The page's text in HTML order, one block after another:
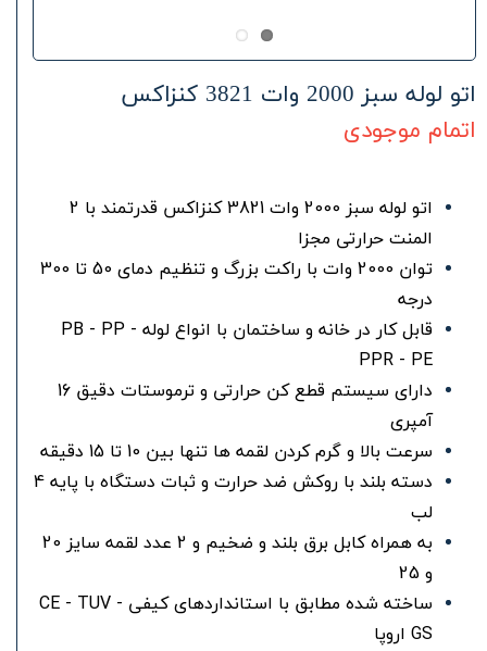
اتو لوله سبز 2000 وات 3821 کنزاکس
اتمام موجودی
اتو لوله سبز 2000 وات 3821 کنزاکس قدرتمند با 2
المنت حرارتی مجزا
توان 2000 وات با راکت بزرگ و تنظیم دمای 50 تا 300
درجه
قابل کار در خانه و ساختمان با انواع لوله PB - PP -
PPR - PE
دارای سیستم قطع کن حرارتی و ترموستات دقیق 16
آمپری
سرعت بالا و گرم کردن لقمه ها تنها بین 10 تا 15 دقیقه
دسته بلند با روکش ضد حرارت و ثبات دستگاه با پایه 4
لب
به همراه کابل برق بلند و ضخیم و 2 عدد لقمه سایز 20
و 25
ساخته شده مطابق با استانداردهای کیفی CE - TUV -
GS اروپا